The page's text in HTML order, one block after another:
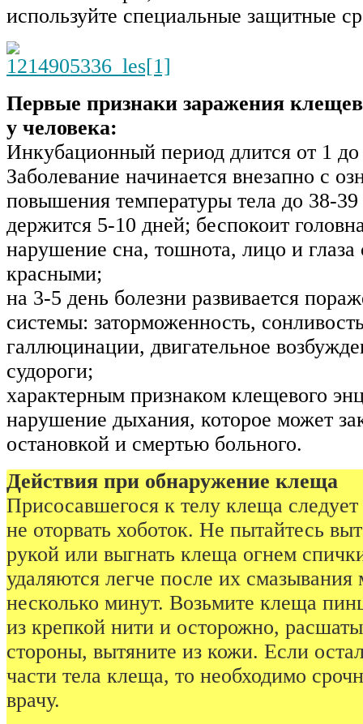
используйте специальные защитные
Первые признаки заражения
у человека:
Инкубационный период длится от 1
Заболевание начинается внезапно с
повышения температуры тела до 38-
держится 5-10 дней; беспокоит
нарушение сна, тошнота, лицо и глаза
красными;
на 3-5 день болезни развивается
системы: заторможенность,
галлюцинации, двигательное
судороги;
характерным признаком клещевого
нарушение дыхания, которое может
остановкой и смертью больного.
Действия при обнаружение клеща
Присосавшегося к телу клеща следует
не оторвать хоботок. Не пытайтесь
рукой или выгнать клеща огнем
удаляются легче после их
несколько минут. Возьмите клеща
из крепкой нити и осторожно,
стороны, вытяните из кожи. Если
части тела клеща, то необходимо
врачу.